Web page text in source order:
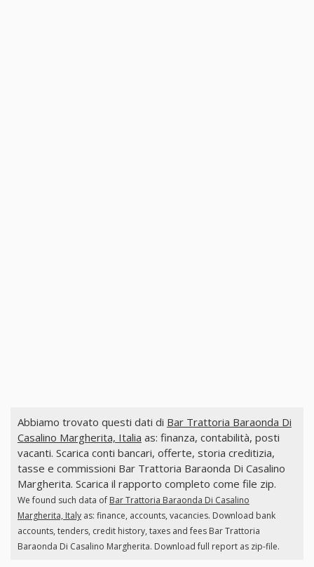
Abbiamo trovato questi dati di Bar Trattoria Baraonda Di
Casalino Margherita, Italia as: finanza, contabilità, posti
vacanti. Scarica conti bancari, offerte, storia creditizia,
tasse e commissioni Bar Trattoria Baraonda Di Casalino
Margherita. Scarica il rapporto completo come file zip.
We found such data of Bar Trattoria Baraonda Di Casalino
Margherita, Italyas: finance, accounts, vacancies. Download bank
accounts, tenders, credit history, taxes and fees Bar Trattoria
Baraonda Di Casalino Margherita. Download full report as zip-file.